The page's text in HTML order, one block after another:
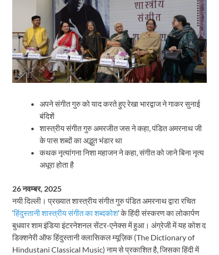
अपने संगीत गुरु को याद करते हुए रेखा भारद्वाज ने गाकर सुनाई
बंदिशें
शास्त्रीय संगीत गुरु अमरजीत जस ने कहा, पंडित अमरनाथ जी
के पास शब्दों का अद्भुत भंडार था
कथक नृत्यांगना निशा महाजन ने कहा, संगीत को जाने बिना नृत्य
अधूरा होता है
26 नवम्बर, 2025
नयी दिल्ली। प्रख्यात शास्त्रीय संगीत गुरु पंडित अमरनाथ द्वारा रचित
‘हिंदुस्तानी शास्त्रीय संगीत का शब्दकोश’ के हिंदी संस्करण का लोकार्पण
बुधवार शाम इंडिया इंटरनेशनल सेंटर-एनेक्स में हुआ। अंग्रेजी में यह कोश द
डिक्शनेरी ऑफ हिंदुस्तानी क्लासिकल म्यूज़िक (The Dictionary of
Hindustani Classical Music) नाम से प्रकाशित है, जिसका हिंदी में